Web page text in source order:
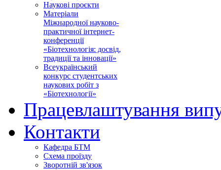
Наукові проєкти
Матеріали
Міжнародної науково-
практичної інтернет-
конференції
«Біотехнологія: досвід,
традиції та інновації»
Всеукраїнський
конкурс студентських
наукових робіт з
«Біотехнології»
Працевлаштування
Контакти
Кафедра БТМ
Схема проїзду
Зворотній зв'язок